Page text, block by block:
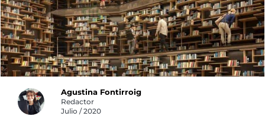
Agustina Fontirroig
Redactor
Julio / 2020